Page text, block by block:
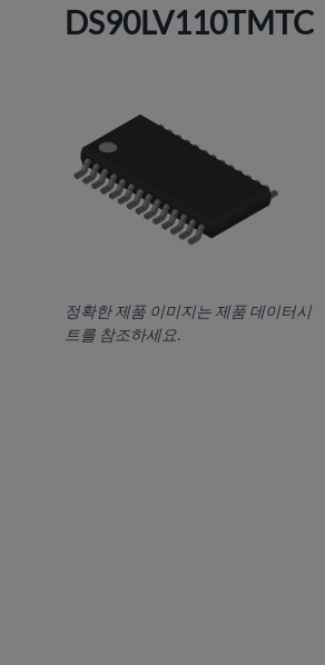
DS90LV110TMTC
정확한 제품 이미지는 제품 데이터시
트를 참조하세요.